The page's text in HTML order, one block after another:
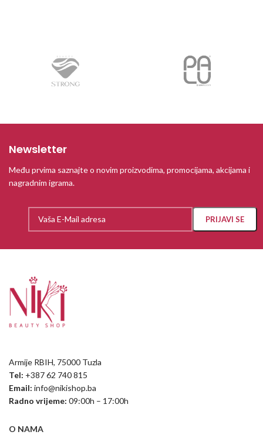
Newsletter
Među prvima saznajte o novim proizvodima, promocijama, akcijama i
nagradnim igrama.
Armije RBIH, 75000 Tuzla
Tel: +387 62 740 815
Email: info@nikishop.ba
Radno vrijeme: 09:00h – 17:00h
O NAMA